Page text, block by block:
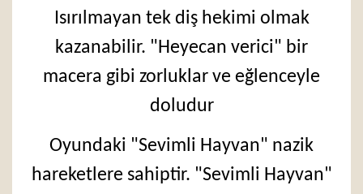
Isırılmayan tek diş hekimi olmak
kazanabilir. "Heyecan verici" bir
macera gibi zorluklar ve eğlenceyle
doludur
Oyundaki "Sevimli Hayvan" nazik
hareketlere sahiptir. "Sevimli Hayvan"